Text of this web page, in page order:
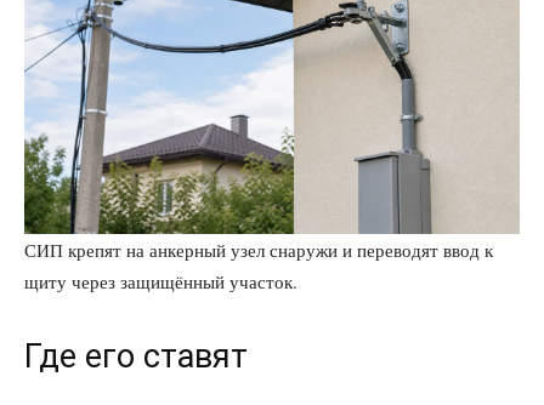
СИП крепят на анкерный узел снаружи и переводят ввод к
щиту через защищённый участок.
Где его ставят